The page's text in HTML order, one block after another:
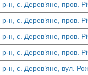
н, с. Дерев’яне, пров.
н, с. Дерев’яне, пров.
н, с. Дерев’яне, пров.
н, с. Дерев’яне, пров.
н, с. Дерев’яне, вул.